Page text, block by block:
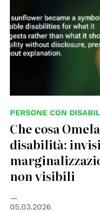
PERSONE CON
Che cosa
disabilità:
non visibili
05.03.2026